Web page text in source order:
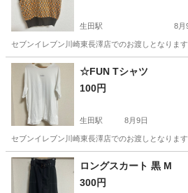
生田駅 8月
セブンイレブン川崎東長澤店でのお渡しとなります
神奈川 川崎市 ☆FUN Tシャツ
100円
生田駅 8月9日
セブンイレブン川崎東長澤店でのお渡しとなります
神奈川 川崎市 生田駅 Tシャツ
ロングスカート 黒 M
300円